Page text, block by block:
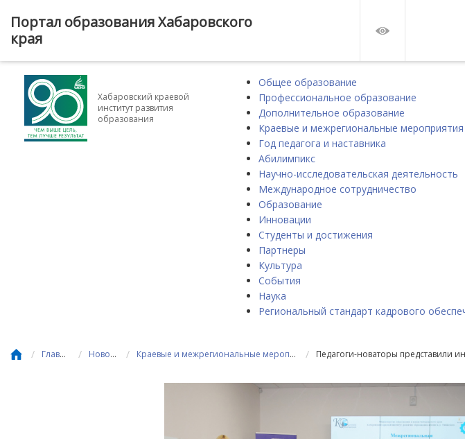
Портал образования Хабаровского
края
Хабаровский краевой
институт развития
образования
Общее образование
Профессиональное образование
Дополнительное образование
Краевые и межрегиональные мероприятия
Год педагога и наставника
Абилимпикс
Научно-исследовательская деятельность
Международное сотрудничество
Образование
Инновации
Студенты и достижения
Партнеры
Культура
События
Наука
Региональный стандарт кадрового
/ Главная / Новости / Краевые и межрегиональные мероприятия /